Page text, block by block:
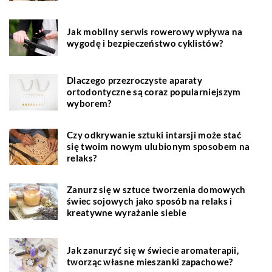
Jak mobilny serwis rowerowy wpływa na
wygodę i bezpieczeństwo cyklistów?
Dlaczego przezroczyste aparaty
ortodontyczne są coraz popularniejszym
wyborem?
Czy odkrywanie sztuki intarsji może stać
się twoim nowym ulubionym sposobem na
relaks?
Zanurz się w sztuce tworzenia domowych
świec sojowych jako sposób na relaks i
kreatywne wyrażanie siebie
Jak zanurzyć się w świecie aromaterapii,
tworząc własne mieszanki zapachowe?